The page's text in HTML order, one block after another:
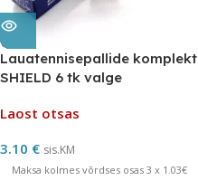
Lauatennisepallide komplekt
SHIELD 6 tk valge
Laost otsas
3.10 € sis.KM
Maksa kolmes võrdses osas 3 x 1.03€